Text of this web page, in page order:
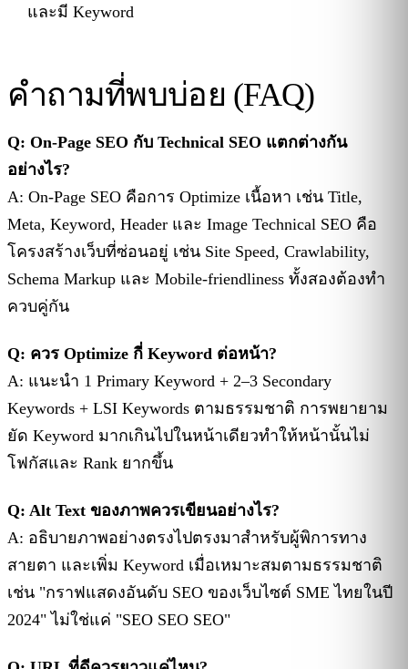
และมี Keyword
คำถามที่พบบ่อย (FAQ)
Q: On-Page SEO กับ Technical SEO แตกต่างกัน
อย่างไร?
A: On-Page SEO คือการ Optimize เนื้อหา เช่น Title,
Meta, Keyword, Header และ Image Technical SEO คือ
โครงสร้างเว็บที่ซ่อนอยู่ เช่น Site Speed, Crawlability,
Schema Markup และ Mobile-friendliness ทั้งสองต้องทำ
ควบคู่กัน
Q: ควร Optimize กี่ Keyword ต่อหน้า?
A: แนะนำ 1 Primary Keyword + 2–3 Secondary
Keywords + LSI Keywords ตามธรรมชาติ การพยายาม
ยัด Keyword มากเกินไปในหน้าเดียวทำให้หน้านั้นไม่
โฟกัสและ Rank ยากขึ้น
Q: Alt Text ของภาพควรเขียนอย่างไร?
A: อธิบายภาพอย่างตรงไปตรงมาสำหรับผู้พิการทาง
สายตา และเพิ่ม Keyword เมื่อเหมาะสมตามธรรมชาติ
เช่น "กราฟแสดงอันดับ SEO ของเว็บไซต์ SME ไทยในปี
2024" ไม่ใช่แค่ "SEO SEO SEO"